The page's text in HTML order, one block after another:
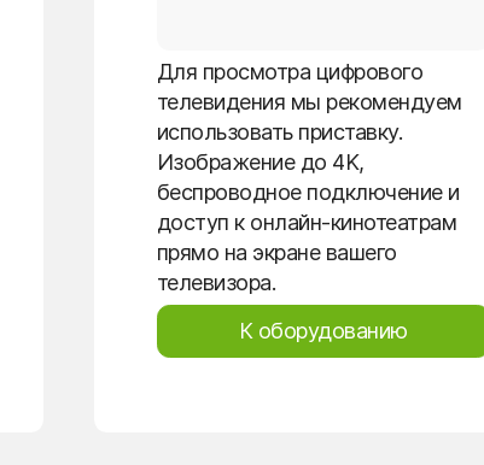
Для просмотра цифрового
телевидения мы рекомендуем
использовать приставку.
Изображение до 4K,
беспроводное подключение и
доступ к онлайн-кинотеатрам
прямо на экране вашего
телевизора.
К оборудованию